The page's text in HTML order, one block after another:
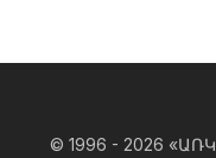
© 1996 - 2026